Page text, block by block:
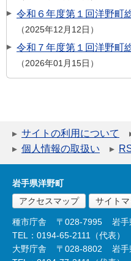
令和６年度第１回洋野町
2025年12月12日
令和７年度第１回洋野町
2026年01月15日
サイトの利用について
個人情報の取扱い
岩手県洋野町
アクセスマップ
サイト
種市庁舎 〒028-7995
岩手
TEL：0194-65-2111（代表）
大野庁舎
〒028-8802
岩手